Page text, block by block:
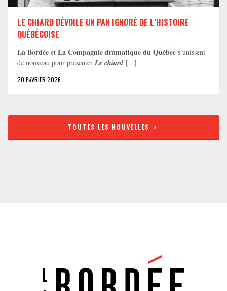
LE CHIARD DÉVOILE UN PAN IGNORÉ DE L’HISTOIRE
QUÉBÉCOISE
La Bordée et La Compagnie dramatique du Québec s’unissent
de nouveau pour présenter Le chiard [...]
20 FéVRIER 2026
TOUTES LES NOUVELLES